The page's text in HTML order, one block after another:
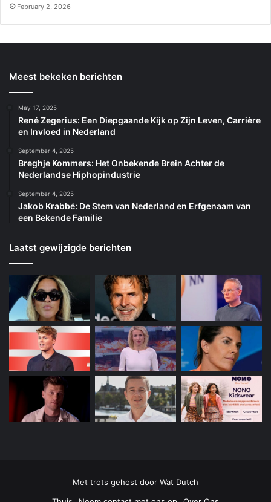
February 2, 2026
Meest bekeken berichten
May 17, 2025
René Zegerius: Een Diepgaande Kijk op Zijn Leven, Carrière
en Invloed in Nederland
September 4, 2025
Breghje Kommers: Het Onbekende Brein Achter de
Nederlandse Hiphopindustrie
September 4, 2025
Jakob Krabbé: De Stem van Nederland en Erfgenaam van
een Bekende Familie
Laatst gewijzigde berichten
Met trots gehost door Wat Dutch